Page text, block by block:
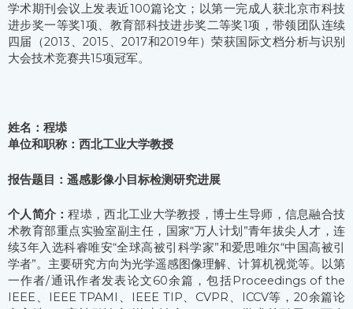
学术期刊会议上发表近100篇论文；以第一完成人获北京市科技
进步奖一等奖1项、教育部科技进步奖二等奖1项，带领团队连续
四届（2013、2015、2017和2019年）荣获国际文档分析与识别
大会技术竞赛共15项冠军。
姓名：程塨
单位和职称：西北工业大学教授
报告题目：遥感影像小目标检测研究进展
个人简介：程塨，西北工业大学教授，博士生导师，信息融合技
术教育部重点实验室副主任，国家“万人计划”青年拔尖人才，连
续3年入选科睿唯安“全球高被引科学家”和爱思唯尔“中国高被引
学者”。主要研究方向为光学遥感图像理解、计算机视觉等。以第
一作者/通讯作者发表论文60余篇，包括Proceedings of the
IEEE、IEEE TPAMI、IEEE TIP、CVPR、ICCV等，20余篇论